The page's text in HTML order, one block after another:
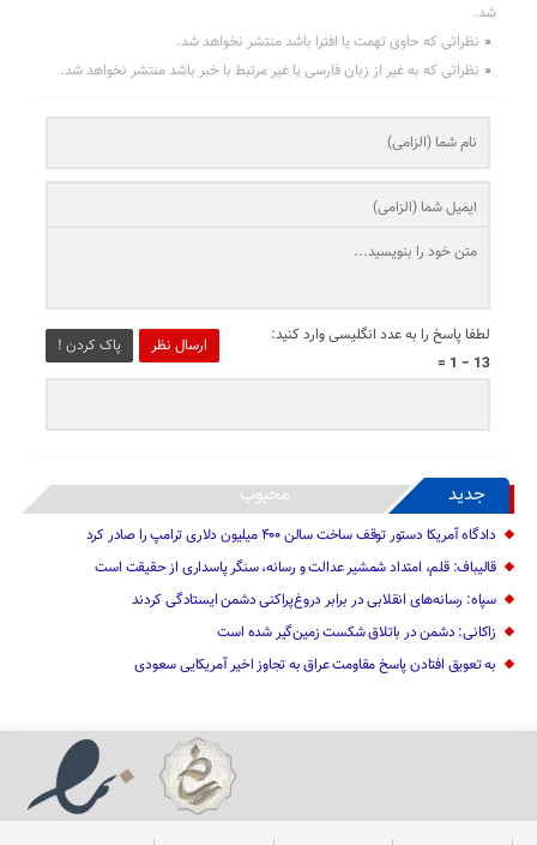
شد.
نظراتی که حاوی تهمت یا افترا باشد منتشر نخواهد شد.
نظراتی که به غیر از زبان فارسی یا غیر مرتبط با خبر باشد منتشر نخواهد شد.
ارسال نظر پاک کردن !
لطفا پاسخ را به عدد انگلیسی وارد کنید:
13 − 1 =
جدید محبوب
دادگاه آمریکا دستور توقف ساخت سالن ۴۰۰ میلیون دلاری ترامپ را صادر کرد
قالیباف: قلم، امتداد شمشیر عدالت و رسانه، سنگر پاسداری از حقیقت است
سپاه: رسانه‌های انقلابی در برابر دروغ‌پراکنی دشمن ایستادگی کردند
زاکانی: دشمن در باتلاق شکست زمین‌گیر شده است
به تعویق افتادن پاسخ مقاومت عراق به تجاوز اخیر آمریکایی سعودی